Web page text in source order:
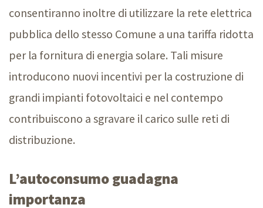
consentiranno inoltre di utilizzare la rete elettrica
pubblica dello stesso Comune a una tariffa ridotta
per la fornitura di energia solare. Tali misure
introducono nuovi incentivi per la costruzione di
grandi impianti fotovoltaici e nel contempo
contribuiscono a sgravare il carico sulle reti di
distribuzione.
L’autoconsumo guadagna
importanza